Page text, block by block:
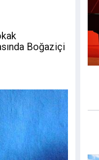
Boğaziçi